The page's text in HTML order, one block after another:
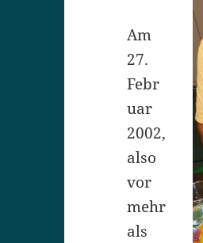
Am
27.
Febr
uar
2002,
also
vor
mehr
als